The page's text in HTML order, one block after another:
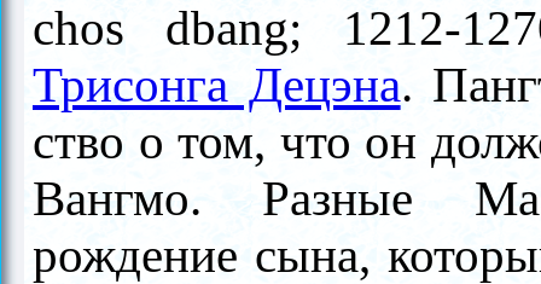
chos dbang; 1212-
Трисонга Децэна.
ство о том, что он
Вангмо. Разные
рождение сына,